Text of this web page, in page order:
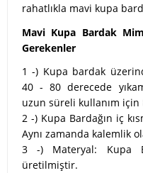
rahatlıkla mavi kupa
Mavi Kupa Bardak
Gerekenler
1 -) Kupa bardak
40 - 80 derecede
uzun süreli kullanım için
2 -) Kupa Bardağın iç
Aynı zamanda kalemlik
3 -) Materyal: Kupa
üretilmiştir.